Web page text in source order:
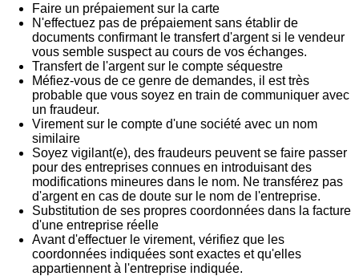
Faire un prépaiement sur la carte
N'effectuez pas de prépaiement sans établir de
documents confirmant le transfert d'argent si le vendeur
vous semble suspect au cours de vos échanges.
Transfert de l'argent sur le compte séquestre
Méfiez-vous de ce genre de demandes, il est très
probable que vous soyez en train de communiquer avec
un fraudeur.
Virement sur le compte d'une société avec un nom
similaire
Soyez vigilant(e), des fraudeurs peuvent se faire passer
pour des entreprises connues en introduisant des
modifications mineures dans le nom. Ne transférez pas
d'argent en cas de doute sur le nom de l'entreprise.
Substitution de ses propres coordonnées dans la facture
d'une entreprise réelle
Avant d'effectuer le virement, vérifiez que les
coordonnées indiquées sont exactes et qu'elles
appartiennent à l'entreprise indiquée.